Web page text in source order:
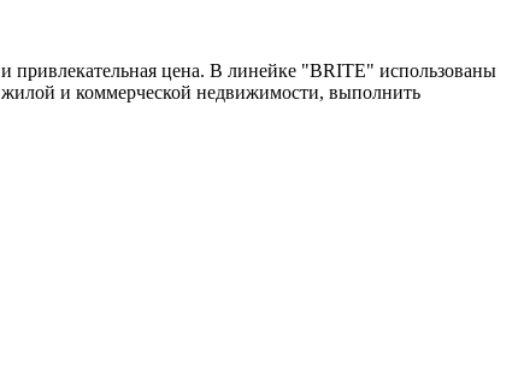
привлекательная цена. В линейке "BRITE" использованы
жилой и коммерческой недвижимости, выполнить